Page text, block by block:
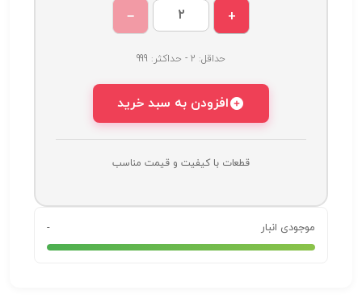
+
−
حداقل: 2 - حداکثر: 999
افزودن به سبد خرید
قطعات با کیفیت و قیمت مناسب
موجودی انبار -